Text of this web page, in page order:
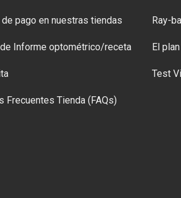
pago en nuestras tiendas
Informe optométrico/receta
Frecuentes Tienda (FAQs)
Ray-
El
Test